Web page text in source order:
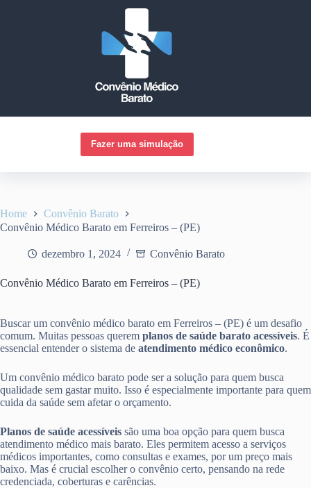
Fazer uma simulação
Home
Convênio Barato
Convênio Médico Barato em Ferreiros – (PE)
dezembro 1, 2024 Convênio Barato
Convênio Médico Barato em Ferreiros – (PE)
Buscar um convênio médico barato em Ferreiros – (PE) é um desafio
comum. Muitas pessoas querem planos de saúde barato acessíveis. É
essencial entender o sistema de atendimento médico econômico.
Um convênio médico barato pode ser a solução para quem busca
qualidade sem gastar muito. Isso é especialmente importante para quem
cuida da saúde sem afetar o orçamento.
Planos de saúde acessíveis são uma boa opção para quem busca
atendimento médico mais barato. Eles permitem acesso a serviços
médicos importantes, como consultas e exames, por um preço mais
baixo. Mas é crucial escolher o convênio certo, pensando na rede
credenciada, coberturas e carências.